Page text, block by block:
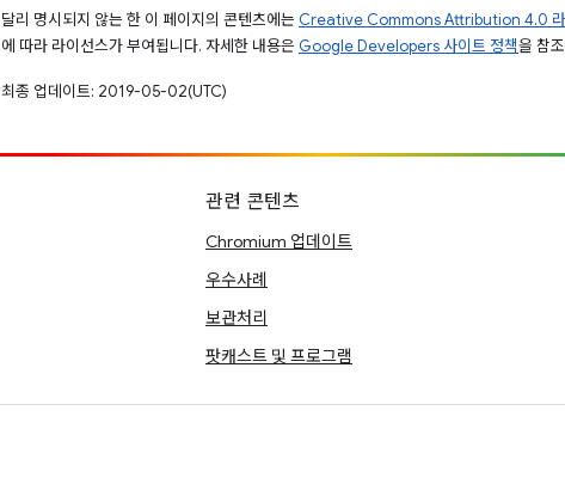
달리 명시되지 않는 한 이 페이지의 콘텐츠에는 Creative Commons Attribution 4.0 라
에 따라 라이선스가 부여됩니다. 자세한 내용은 Google Developers 사이트 정책을 참
최종 업데이트: 2019-05-02(UTC)
관련 콘텐츠
Chromium 업데이트
우수사례
보관처리
팟캐스트 및 프로그램